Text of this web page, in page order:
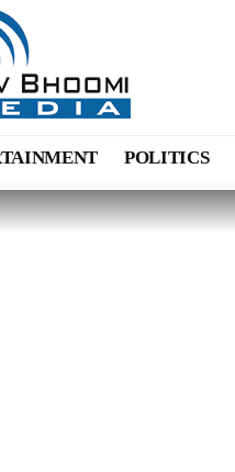
POLITICS